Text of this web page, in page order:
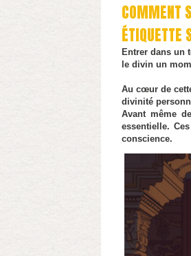
COMMENT
ÉTIQUETTE
Entrer dans un
le divin un
Au cœur de
divinité
Avant même
essentielle.
conscience.